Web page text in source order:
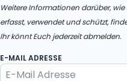
Weitere Informationen darüber, wie
erfasst, verwendet und schützt,
Ihr könnt Euch jederzeit abmelden.
E-MAIL ADRESSE